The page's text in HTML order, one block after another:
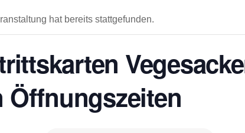
hat bereits stattgefunden.
Öffnungszeiten